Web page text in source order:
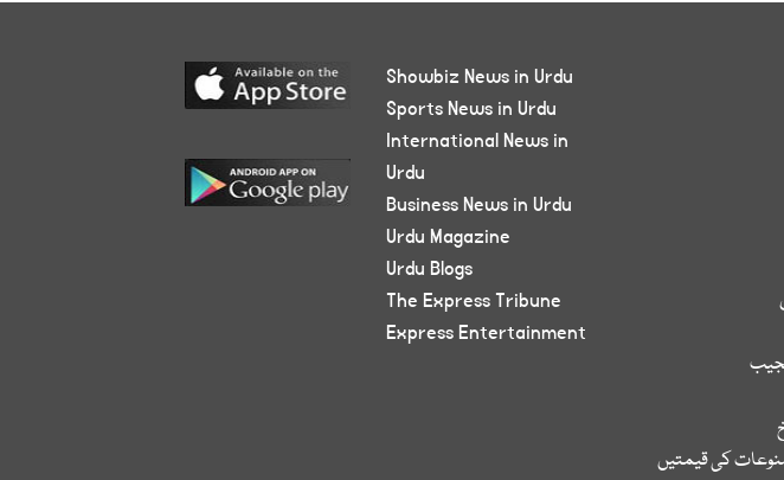
کی قیمتیں
Showbiz News in Urdu
Sports News in Urdu
International News in
Urdu
Business News in Urdu
Urdu Magazine
Urdu Blogs
The Express Tribune
Express Entertainment